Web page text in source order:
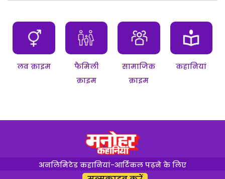
लव क्राइम
फैमिली
क्राइम
सामाजिक
क्राइम
कहानियां
अनलिमिटेड कहानियां-आर्टिकल पढ़ने के लिए